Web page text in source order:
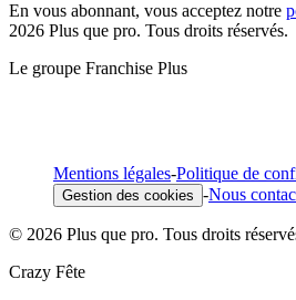
En vous abonnant, vous acceptez notre
2026 Plus que pro. Tous droits réservés.
Le groupe Franchise Plus
Mentions légales-Politique de
Gestion des cookies -Nous
© 2026 Plus que pro. Tous droits
Crazy Fête